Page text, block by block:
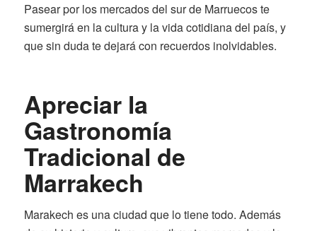
Pasear por los mercados del sur de Marruecos te
sumergirá en la cultura y la vida cotidiana del país, y
que sin duda te dejará con recuerdos inolvidables.
Apreciar la
Gastronomía
Tradicional de
Marrakech
Marakech es una ciudad que lo tiene todo. Además